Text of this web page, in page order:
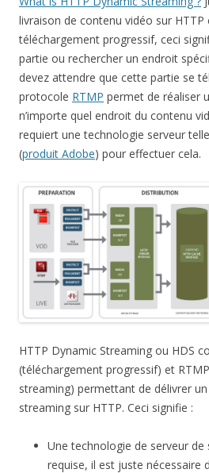
livraison de contenu vidéo sur HTTP
téléchargement progressif, ceci
partie ou rechercher un endroit
devez attendre que cette partie se
protocole RTMP permet de réaliser
n’importe quel endroit du contenu
requiert une technologie serveur
(produit Adobe) pour effectuer cela.
HTTP Dynamic Streaming ou HDS
(téléchargement progressif) et
streaming) permettant de délivrer
streaming sur HTTP. Ceci signifie :
Une technologie de serveur de
requise, il est juste nécessaire